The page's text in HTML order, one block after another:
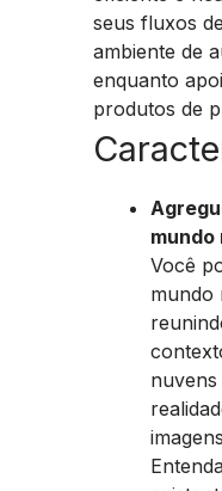
seus fluxos
ambiente de
enquanto
produtos de
mundo
Você
mundo